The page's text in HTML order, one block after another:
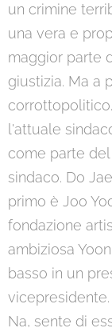
un crimine
una vera e
maggior parte
giustizia. Ma a
l'attuale
come parte
sindaco. Do
primo è Joo
fondazione
ambiziosa
basso in un
Na, sente di